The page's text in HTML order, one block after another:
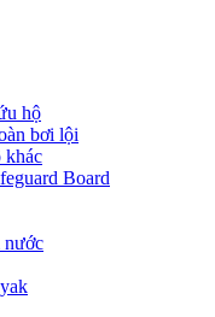
hộ
bơi lội
khác
Board
nước